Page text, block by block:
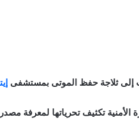
إلى ثلاجة حفظ الموتى بمستشفى
الأمنية تكثيف تحرياتها لمعرفة